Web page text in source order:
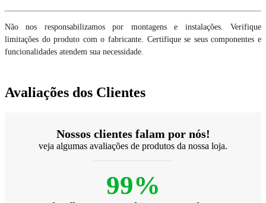
Não nos responsabilizamos por montagens e instalações. Verifique
limitações do produto com o fabricante. Certifique se seus componentes e
funcionalidades atendem sua necessidade.
Avaliações dos Clientes
Nossos clientes falam por nós!
veja algumas avaliações de produtos da nossa loja.
99%